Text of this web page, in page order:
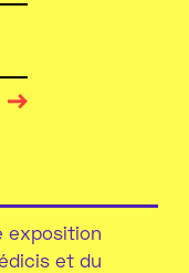
exposition
et du